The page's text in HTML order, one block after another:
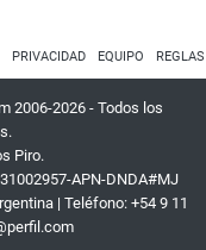
PRIVACIDAD EQUIPO
2006-2026 - Todos los
Piro.
APN-DNDA#MJ
| Teléfono: +54 9 11